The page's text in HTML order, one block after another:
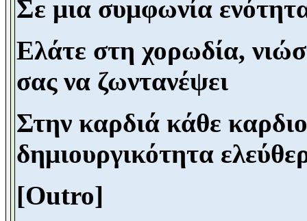
Σε μια συμφωνία
Ελάτε στη χορωδία,
σας να ζωντανέψει
Στην καρδιά κάθε
δημιουργικότητα
[Outro]